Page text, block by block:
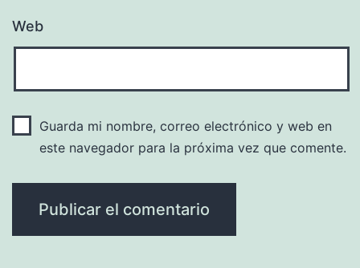
Web
Guarda mi nombre, correo electrónico y web en
este navegador para la próxima vez que comente.